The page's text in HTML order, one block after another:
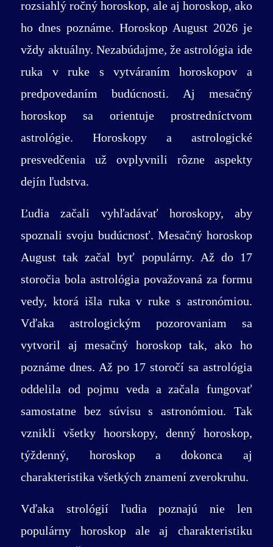
ste lepšie porozumeli prichádzjúcim
nástraham aj radostiam. Vďaka odkazu na
pravdivý Horoskop August 2026 Ryby sa
dokážete lepšie orientovať v tomto mesiaci a
v jeho vibráciách. Do hĺbok lásky, práce,
peňazí, či zdravia sa ponorte s veštkyňou
Sibylou a s našími predpoveďami. ČAká vás v
mesiaci August 2026 lepšia karmická cesta?
Mesačný Horoskop Ryby na August 2026
výzvam sa budú musieť Ryby postaviť?
Mesačný Horoskop a aj Tarot dúfa, že mesiac
August 2026 vás obohatí o radosť a pocit
naplnenia, drahé Ryby.
rozsiahlý ročný horoskop, ale aj horoskop, ako
ho dnes poznáme. Horoskop August 2026 je
vždy aktuálny. Nezabúdajme, že astrológia ide
ruka v ruke s vytváraním horoskopov a
predpovedaním budúcnosti. Aj mesačný
horoskop sa orientuje prostredníctvom
astrológie. Horoskopy a astrologické
presvedčenia už ovplyvnili rôzne aspekty
dejín ľudstva.
Ľudia začali vyhľadávať horoskopy, aby
spoznali svoju budúcnosť. Mesačný horoskop
August tak začal byť populárny. Až do 17
storočia bola astrológia považovaná za formu
vedy, ktorá išla ruka v ruke s astronómiou.
Vďaka astrologickým pozorovaniam sa
vytvoril aj mesačný horoskop tak, ako ho
poznáme dnes. Až po 17 storočí sa astrológia
oddelila od pojmu veda a začala fungovať
samostatne bez súvisu s astronómiou. Tak
vznikli všetky hoorskopy, denný horoskop,
týždenný, horoskop a dokonca aj
charakteristika všetkých znamení zverokruhu.
Vďaka strológií ľudia poznajú nie len
populárny horoskop ale aj charakteristiku